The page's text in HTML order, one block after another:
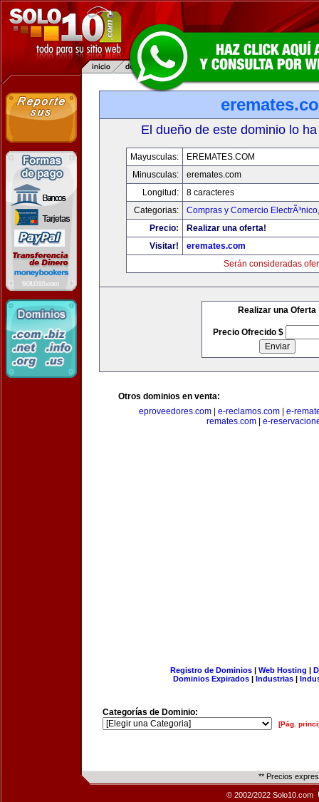
El dueño de este dominio lo
Mayusculas:
EREMATES.COM
Minusculas:
eremates.com
Longitud:
8 caracteres
Categorias:
Compras y Comercio ElectrÃ³nico
Precio:
Realizar una oferta!
Visitar!
eremates.com
Serán consideradas
Realizar una Oferta
Precio Ofrecido $
Otros dominios en venta:
eproveedores.com
e-reclamos.com
e-
remates.com| e-
Registro de Dominios| Web Hosting |
Dominios Expirados | Industrias |
Categorías de Dominio:
[Pág.
** Precios
© 2002/2022 Solo10.com